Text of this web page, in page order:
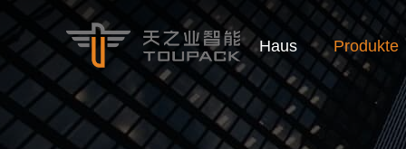
Haus Produkte